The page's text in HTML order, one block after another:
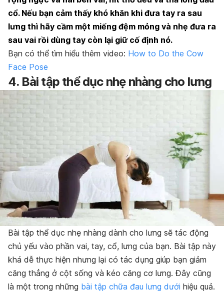
cổ. Nếu bạn cảm thấy khó khăn khi đưa tay ra sau
lưng thì hãy cầm một miếng đệm mỏng và nhẹ đưa ra
sau vai rồi dùng tay còn lại giữ cố định nó.
Bạn có thể tìm hiểu thêm video: How to Do the Cow
Face Pose
4. Bài tập thể dục nhẹ nhàng cho lưng
Bài tập thể dục nhẹ nhàng dành cho lưng sẽ tác động
chủ yếu vào phần vai, tay, cổ, lưng của bạn. Bài tập này
khá dễ thực hiện nhưng lại có tác dụng giúp bạn giảm
căng thẳng ở cột sống và kéo căng cơ lưng. Đây cũng
là một trong những bài tập chữa đau lưng dưới hiệu quả.